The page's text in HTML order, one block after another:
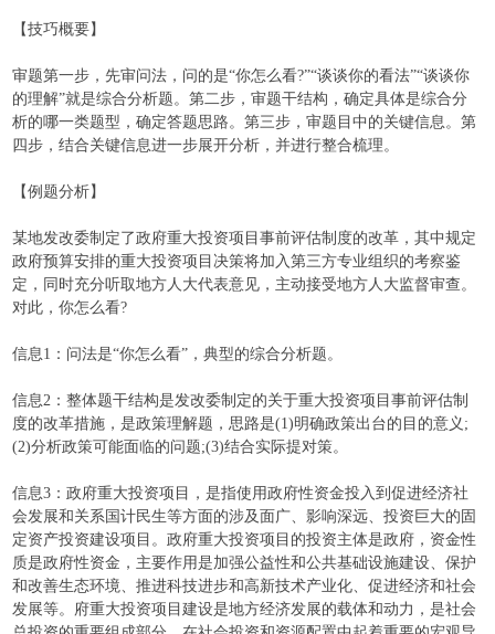
【技巧概要】
审题第一步，先审问法，问的是“你怎么看?”“谈谈你的看法”“谈谈你
的理解”就是综合分析题。第二步，审题干结构，确定具体是综合分
析的哪一类题型，确定答题思路。第三步，审题目中的关键信息。第
四步，结合关键信息进一步展开分析，并进行整合梳理。
【例题分析】
某地发改委制定了政府重大投资项目事前评估制度的改革，其中规定
政府预算安排的重大投资项目决策将加入第三方专业组织的考察鉴
定，同时充分听取地方人大代表意见，主动接受地方人大监督审查。
对此，你怎么看?
信息1：问法是“你怎么看”，典型的综合分析题。
信息2：整体题干结构是发改委制定的关于重大投资项目事前评估制
度的改革措施，是政策理解题，思路是(1)明确政策出台的目的意义;
(2)分析政策可能面临的问题;(3)结合实际提对策。
信息3：政府重大投资项目，是指使用政府性资金投入到促进经济社
会发展和关系国计民生等方面的涉及面广、影响深远、投资巨大的固
定资产投资建设项目。政府重大投资项目的投资主体是政府，资金性
质是政府性资金，主要作用是加强公益性和公共基础设施建设、保护
和改善生态环境、推进科技进步和高新技术产业化、促进经济和社会
发展等。府重大投资项目建设是地方经济发展的载体和动力，是社会